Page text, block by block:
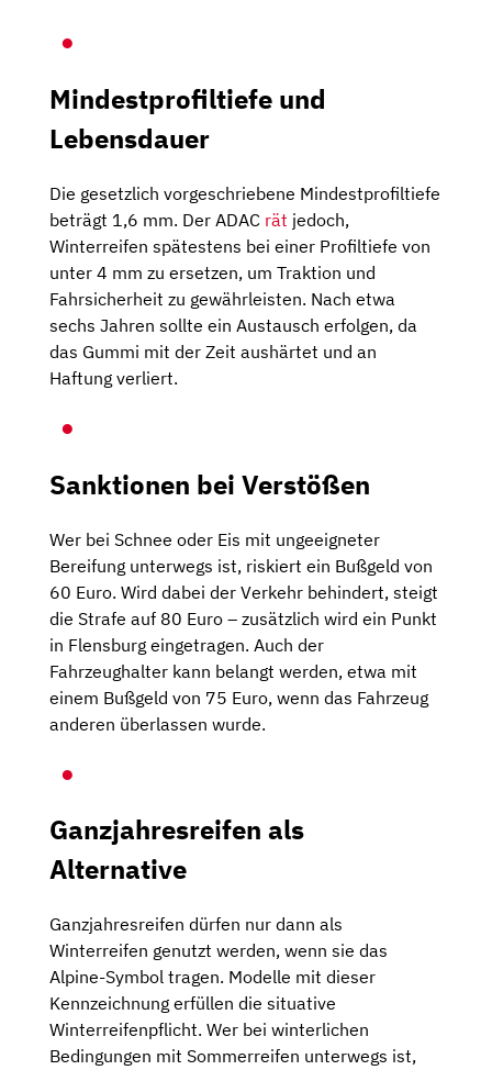
Mindestprofiltiefe und
Lebensdauer
Die gesetzlich vorgeschriebene Mindestprofiltiefe
beträgt 1,6 mm. Der ADAC rät jedoch,
Winterreifen spätestens bei einer Profiltiefe von
unter 4 mm zu ersetzen, um Traktion und
Fahrsicherheit zu gewährleisten. Nach etwa
sechs Jahren sollte ein Austausch erfolgen, da
das Gummi mit der Zeit aushärtet und an
Haftung verliert.
Sanktionen bei Verstößen
Wer bei Schnee oder Eis mit ungeeigneter
Bereifung unterwegs ist, riskiert ein Bußgeld von
60 Euro. Wird dabei der Verkehr behindert, steigt
die Strafe auf 80 Euro – zusätzlich wird ein Punkt
in Flensburg eingetragen. Auch der
Fahrzeughalter kann belangt werden, etwa mit
einem Bußgeld von 75 Euro, wenn das Fahrzeug
anderen überlassen wurde.
Ganzjahresreifen als
Alternative
Ganzjahresreifen dürfen nur dann als
Winterreifen genutzt werden, wenn sie das
Alpine-Symbol tragen. Modelle mit dieser
Kennzeichnung erfüllen die situative
Winterreifenpflicht. Wer bei winterlichen
Bedingungen mit Sommerreifen unterwegs ist,